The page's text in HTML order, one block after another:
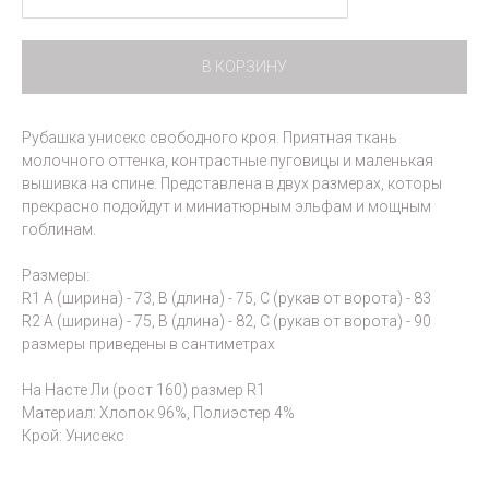
В КОРЗИНУ
Рубашка унисекс свободного кроя. Приятная ткань
молочного оттенка, контрастные пуговицы и маленькая
вышивка на спине. Представлена в двух размерах, которы
прекрасно подойдут и миниатюрным эльфам и мощным
гоблинам.
Размеры:
R1 A (ширина) - 73, B (длина) - 75, C (рукав от ворота) - 83
R2 A (ширина) - 75, B (длина) - 82, C (рукав от ворота) - 90
размеры приведены в сантиметрах
На Насте Ли (рост 160) размер R1
Материал: Хлопок 96%, Полиэстер 4%
Крой: Унисекс